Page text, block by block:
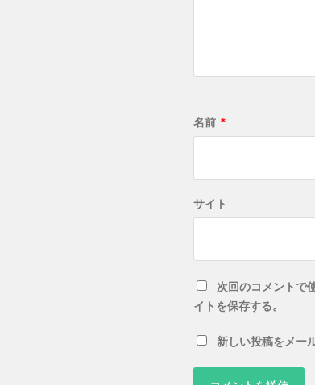
名前 *
サイト
次回のコメントで
イトを保存する。
新しい投稿をメー